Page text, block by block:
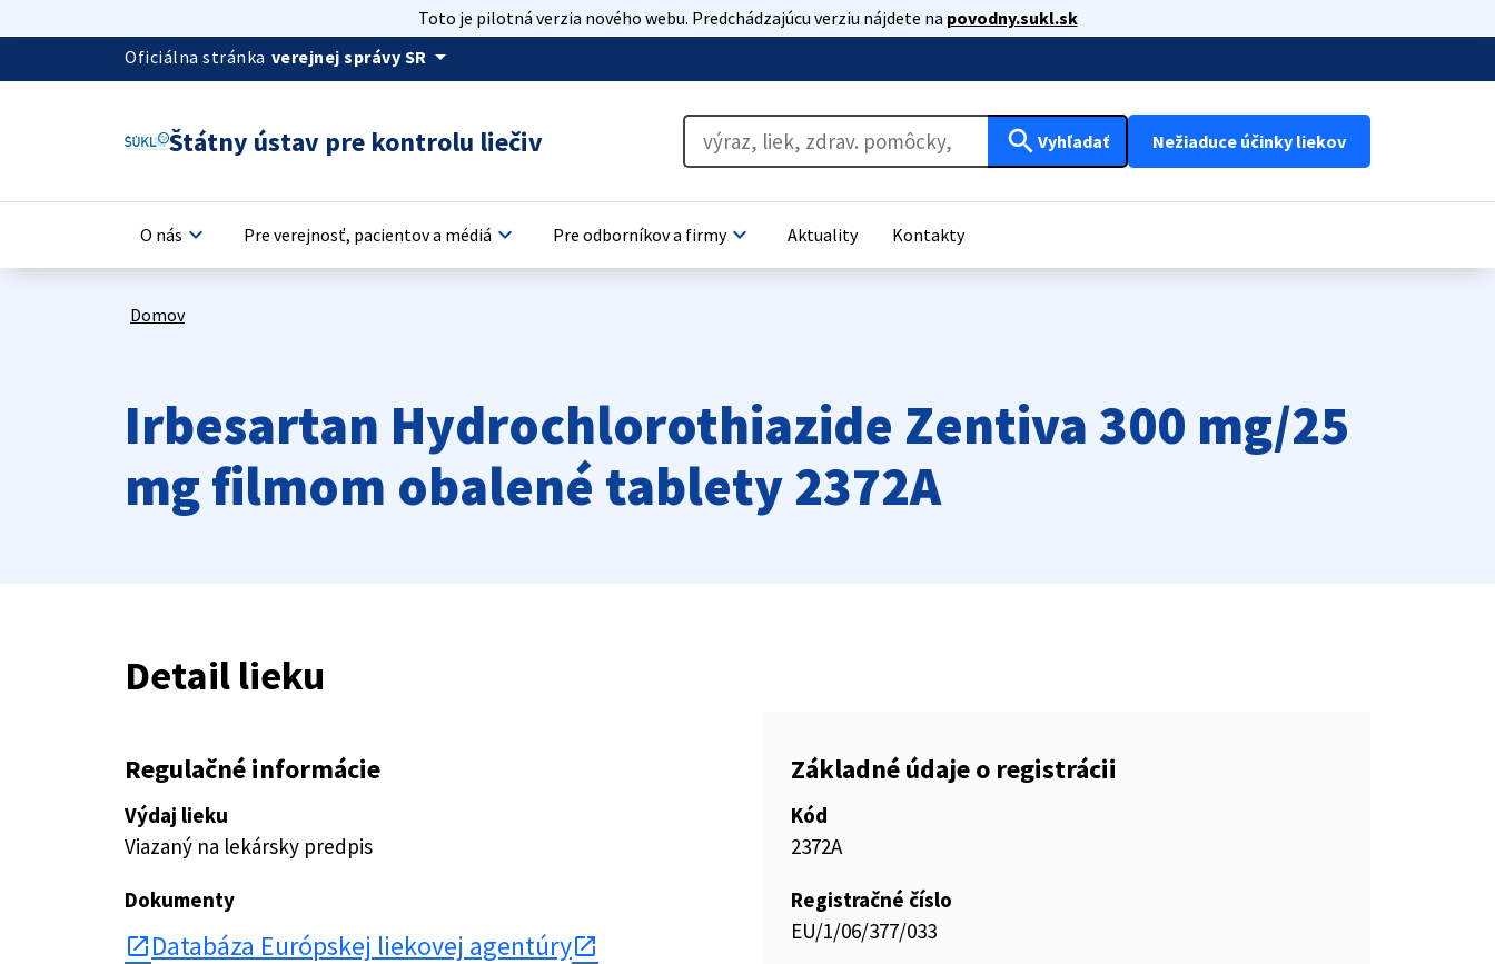
Toto je pilotná verzia nového webu. Predchádzajúcu verziu nájdete na povodny.sukl.sk
Oficiálna stránka verejnej správy SR arrow_drop_down
Štátny ústav pre kontrolu liečiv search Vyhľadať Nežiaduce účinky liekov
O nás keyboard_arrow_down Pre verejnosť, pacientov a médiá keyboard_arrow_down Pre odborníkov a firmykeyboard_arrow_down Aktuality Kontakty
Domov
Irbesartan Hydrochlorothiazide Zentiva 300 mg/25
mg filmom obalené tablety 2372A
Detail lieku
Regulačné informácie
Výdaj lieku
Viazaný na lekársky predpis
Dokumenty
open_in_new Databáza Európskej liekovej agentúry
Základné údaje o registrácii
Kód
2372A
Registračné číslo
EU/1/06/377/033